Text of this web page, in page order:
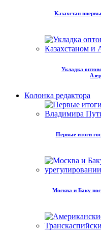
Казахстан
Укладка
Колонка редактора
Первые итоги
Москва и Баку